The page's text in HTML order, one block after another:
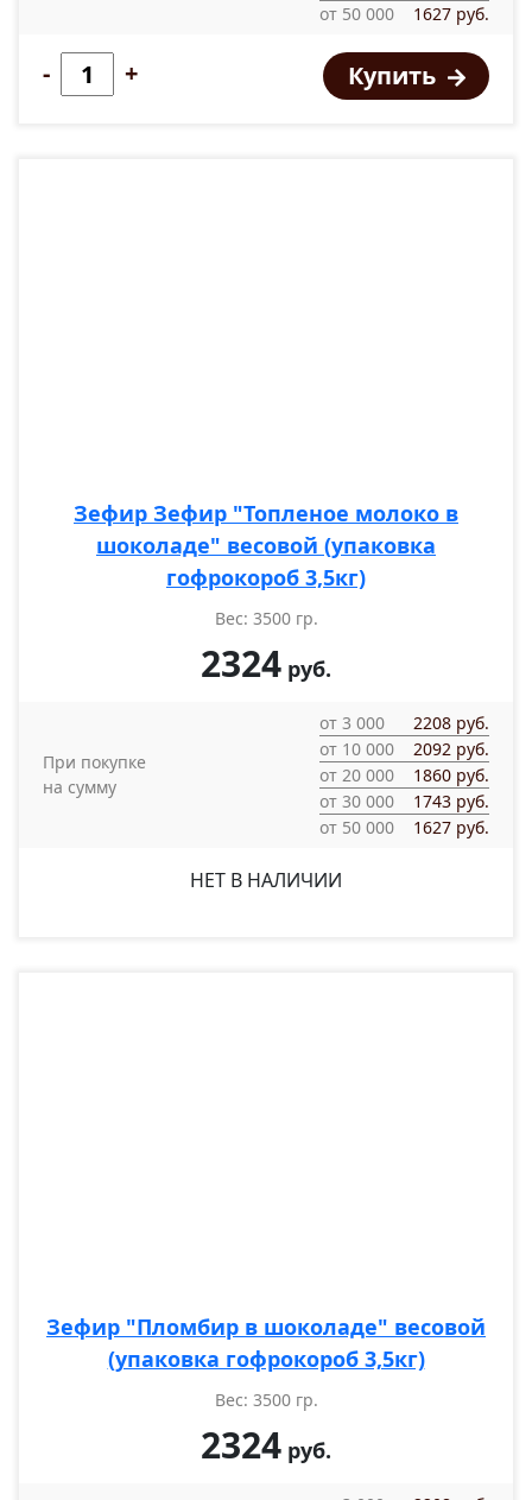
от 50 000
1627 руб.
- + Купить
Зефир Зефир "Топленое молоко в
шоколаде" весовой (упаковка
гофрокороб 3,5кг)
Вес: 3500 гр.
2324 руб.
При покупке
на сумму
от 3 000
2208 руб.
от 10 000
2092 руб.
от 20 000
1860 руб.
от 30 000
1743 руб.
от 50 000
1627 руб.
НЕТ В НАЛИЧИИ
Зефир "Пломбир в шоколаде" весовой
(упаковка гофрокороб 3,5кг)
Вес: 3500 гр.
2324 руб.